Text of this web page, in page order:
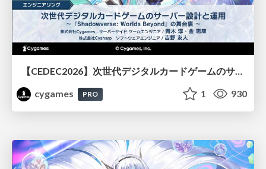
【CEDEC2026】次世代デジタルカードゲームのサーバー設計と運用 〜『Shadowverse: Worlds Beyond』の舞台裏～
cygames
PRO 1 930